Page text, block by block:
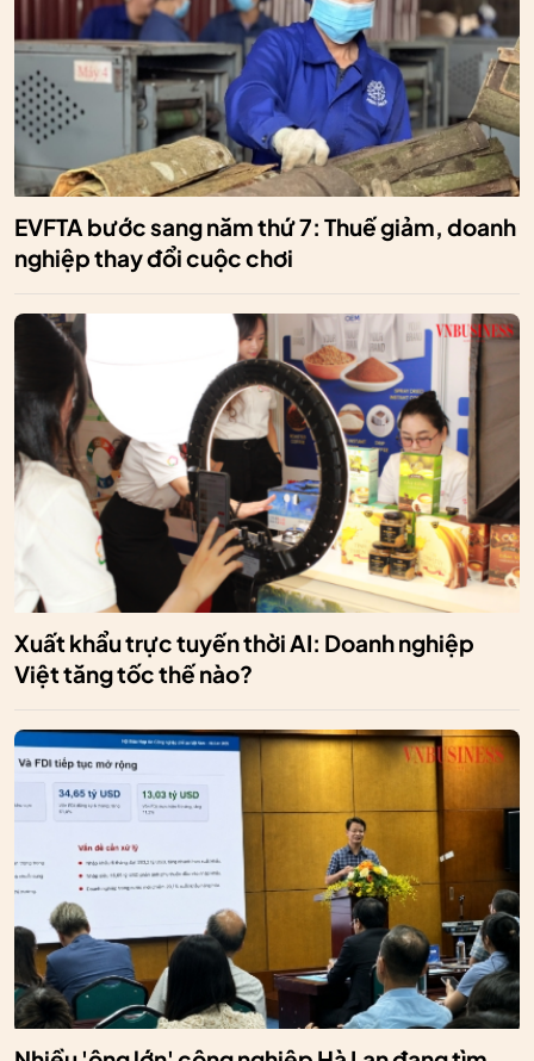
EVFTA bước sang năm thứ 7: Thuế giảm, doanh
nghiệp thay đổi cuộc chơi
Xuất khẩu trực tuyến thời AI: Doanh nghiệp
Việt tăng tốc thế nào?